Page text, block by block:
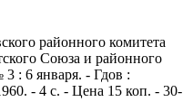
районного комитета
Союза и районного
: 6 января. - Гдов :
- 4 с. - Цена 15 коп. - 30-